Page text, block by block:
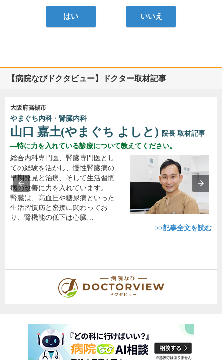
はい いいえ
【病院なびドクタビュー】ドクター取材記事
大阪府高槻市
やまぐち内科・腎臓内科
山口 嘉土(やまぐち よしと) 院長 取材記事
特に力を入れている診療について教えてください。
総合内科専門医、腎臓専門医とし
ての経験を活かし、慢性腎臓病の
早期発見と治療、そして生活習慣
病の改善に力を入れています。
腎臓は、高血圧や糖尿病といった
生活習慣病と密接に関わってお
り、腎機能の低下は心臓…
>>記事全文を読む